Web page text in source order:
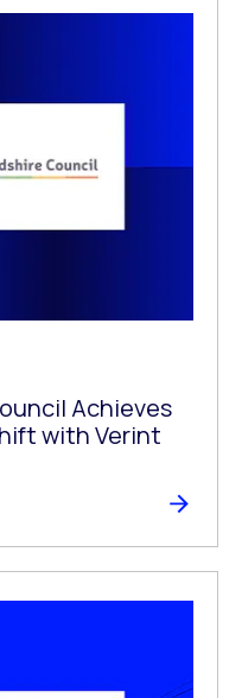
Achieves
with Verint